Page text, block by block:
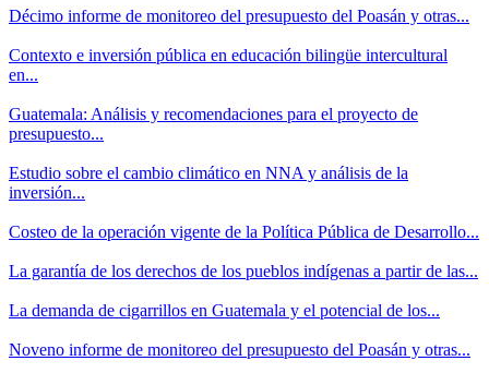
Décimo informe de monitoreo del presupuesto del Poasán y otras...
Contexto e inversión pública en educación bilingüe intercultural
en...
Guatemala: Análisis y recomendaciones para el proyecto de
presupuesto...
Estudio sobre el cambio climático en NNA y análisis de la
inversión...
Costeo de la operación vigente de la Política Pública de Desarrollo...
La garantía de los derechos de los pueblos indígenas a partir de las...
La demanda de cigarrillos en Guatemala y el potencial de los...
Noveno informe de monitoreo del presupuesto del Poasán y otras...